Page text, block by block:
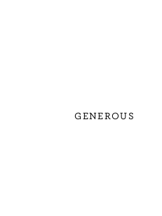
GENEROUS